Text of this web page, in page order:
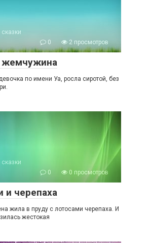
0
2 просмотров
жемчужина
по имени Уа, росла сиротой, без
0
0 просмотров
и черепаха
жила в пруду с лотосами черепаха. И
жестокая